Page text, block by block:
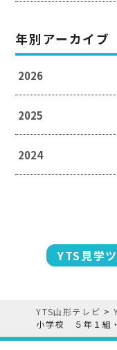
年別アーカイブ
2026
2025
2024
YTS見学
YTS山形テレビ >
小学校 ５年１組